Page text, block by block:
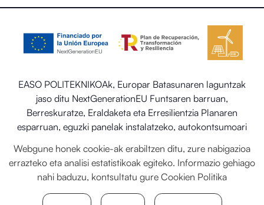
EASO POLITEKNIKOAk, Europar Batasunaren laguntzak
jaso ditu NextGenerationEU Funtsaren barruan,
Berreskuratze, Eraldaketa eta Erresilientzia Planaren
esparruan, eguzki panelak instalatzeko, autokontsumoari
berriztagarriekin, baita ere Trantsizio Ekologikorako eta
Erronka Demografikorako Ministerioaren egoitza-
sektorearen sistema termiko berriztagarriak ezartzea.
Webgune honek cookie-ak erabiltzen ditu, zure nabigazioa
errazteko eta analisi estatistikoak egiteko. Informazio gehiago
nahi baduzu, kontsultatu gure Cookien Politika